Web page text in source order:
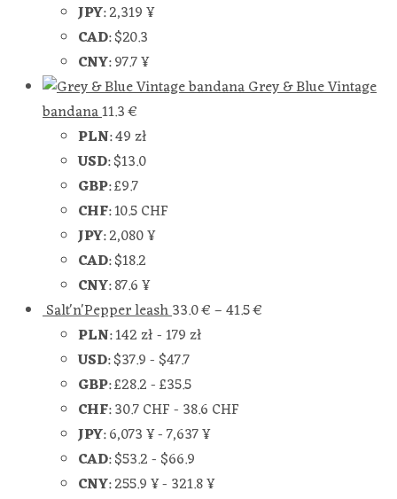
JPY:2,319 ¥
CAD:$20.3
CNY:97.7 ¥
Grey & Blue Vintage
bandana11.3€
PLN:49 zł
USD:$13.0
GBP:£9.7
CHF:10.5 CHF
JPY:2,080 ¥
CAD:$18.2
CNY:87.6 ¥
Salt'n'Pepper leash33.0€–41.5€
PLN:142 zł-179 zł
USD:$37.9- $47.7
GBP:£28.2-£35.5
CHF:30.7 CHF- 38.6 CHF
JPY:6,073 ¥-7,637 ¥
CAD:$53.2- $66.9
CNY:255.9 ¥- 321.8 ¥